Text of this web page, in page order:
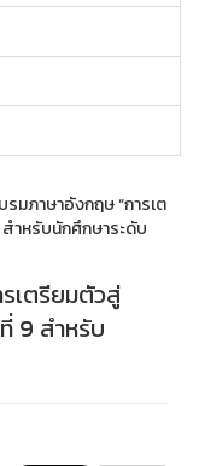
รมภาษาอังกฤษ “การเต
ำหรับนักศึกษาระดับ
เตรียมตัวสู่
9 สำหรับ